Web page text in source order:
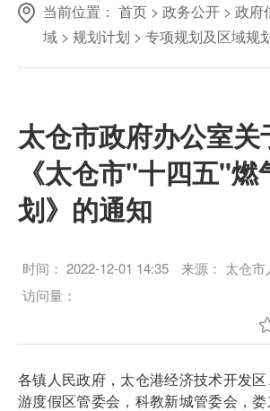
当前位置： 首页 > 政务公开 > 政府
域 > 规划计划 > 专项规划及区域规
太仓市政府办公室关
《太仓市"十四五"
划》的通知
时间： 2022-12-01 14:35 来源： 太仓市
访问量：
各镇人民政府，太仓港经济技术开发
游度假区管委会，科教新城管委会，